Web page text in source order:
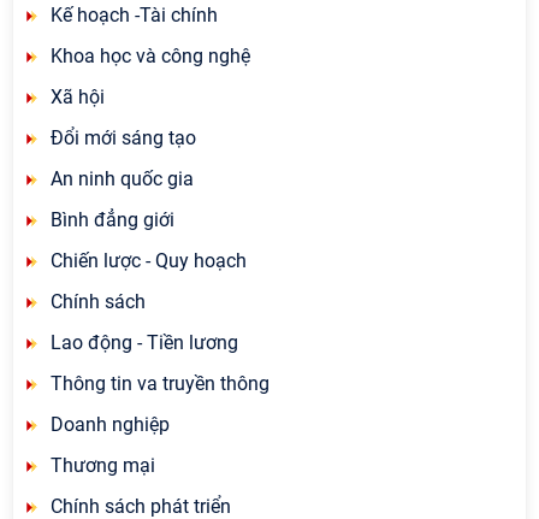
Kế hoạch -Tài chính
Khoa học và công nghệ
Xã hội
Đổi mới sáng tạo
An ninh quốc gia
Bình đẳng giới
Chiến lược - Quy hoạch
Chính sách
Lao động - Tiền lương
Thông tin va truyền thông
Doanh nghiệp
Thương mại
Chính sách phát triển